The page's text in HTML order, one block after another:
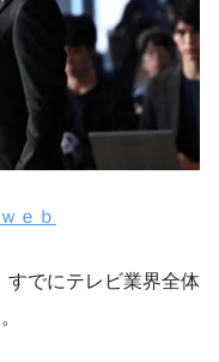
ｅｂ
すでにテレビ業界全体